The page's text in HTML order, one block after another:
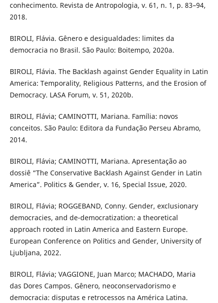
conhecimento. Revista de Antropologia, v. 61, n. 1, p. 83–94,
2018.
BIROLI, Flávia. Gênero e desigualdades: limites da
democracia no Brasil. São Paulo: Boitempo, 2020a.
BIROLI, Flávia. The Backlash against Gender Equality in Latin
America: Temporality, Religious Patterns, and the Erosion of
Democracy. LASA Forum, v. 51, 2020b.
BIROLI, Flávia; CAMINOTTI, Mariana. Família: novos
conceitos. São Paulo: Editora da Fundação Perseu Abramo,
2014.
BIROLI, Flávia; CAMINOTTI, Mariana. Apresentação ao
dossiê “The Conservative Backlash Against Gender in Latin
America”. Politics & Gender, v. 16, Special Issue, 2020.
BIROLI, Flávia; ROGGEBAND, Conny. Gender, exclusionary
democracies, and de-democratization: a theoretical
approach rooted in Latin America and Eastern Europe.
European Conference on Politics and Gender, University of
Ljubljana, 2022.
BIROLI, Flávia; VAGGIONE, Juan Marco; MACHADO, Maria
das Dores Campos. Gênero, neoconservadorismo e
democracia: disputas e retrocessos na América Latina.